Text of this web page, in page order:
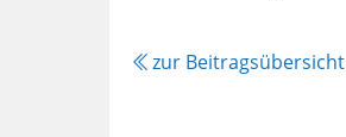
zur Beitragsübersicht